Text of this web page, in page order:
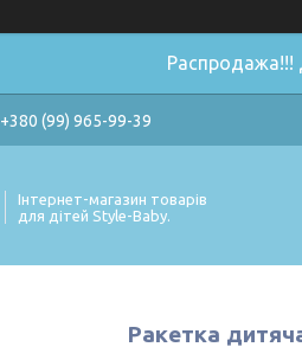
+380 (99) 965-99-39
Інтернет-магазин товарів
для дітей Style-Baby.
Ракетка